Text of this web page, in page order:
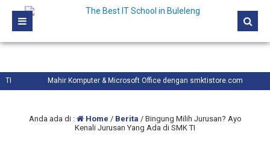
Mahir Komputer & Microsoft Office dengan smktistore.com
Anda ada di : Home / Berita / Bingung Milih Jurusan? Ayo
Kenali Jurusan Yang Ada di SMK TI